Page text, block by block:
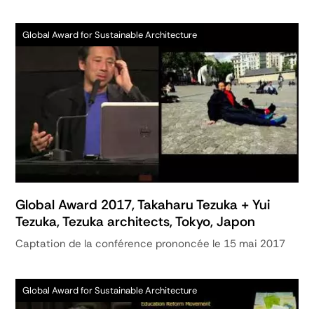
Global Award for Sustainable Architecture
Global Award 2017, Takaharu Tezuka + Yui
Tezuka, Tezuka architects, Tokyo, Japon
Captation de la conférence prononcée le 15 mai 2017
Global Award for Sustainable Architecture